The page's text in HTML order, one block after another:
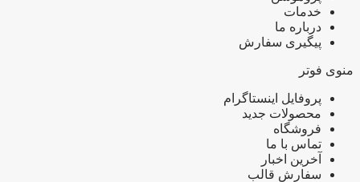
خدمات
درباره ما
پیگیری سفارش
منوی فوتر
پروفایل اینستاگرام
محصولات جدید
فروشگاه
تماس با ما
آخرین اخبار
سفارش قالب